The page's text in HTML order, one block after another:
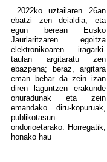
2022ko uztailaren 26an
ebatzi zen deialdia, eta
egun berean Eusko
Jaurlaritzaren egoitza
elektronikoaren iragarki-
taulan argitaratu zen
ebazpena; beraz, argitara
eman behar da zein izan
diren laguntzen erakunde
onuradunak eta zein
emandako diru-kopuruak,
publikotasun-
ondorioetarako. Horregatik,
honako hau